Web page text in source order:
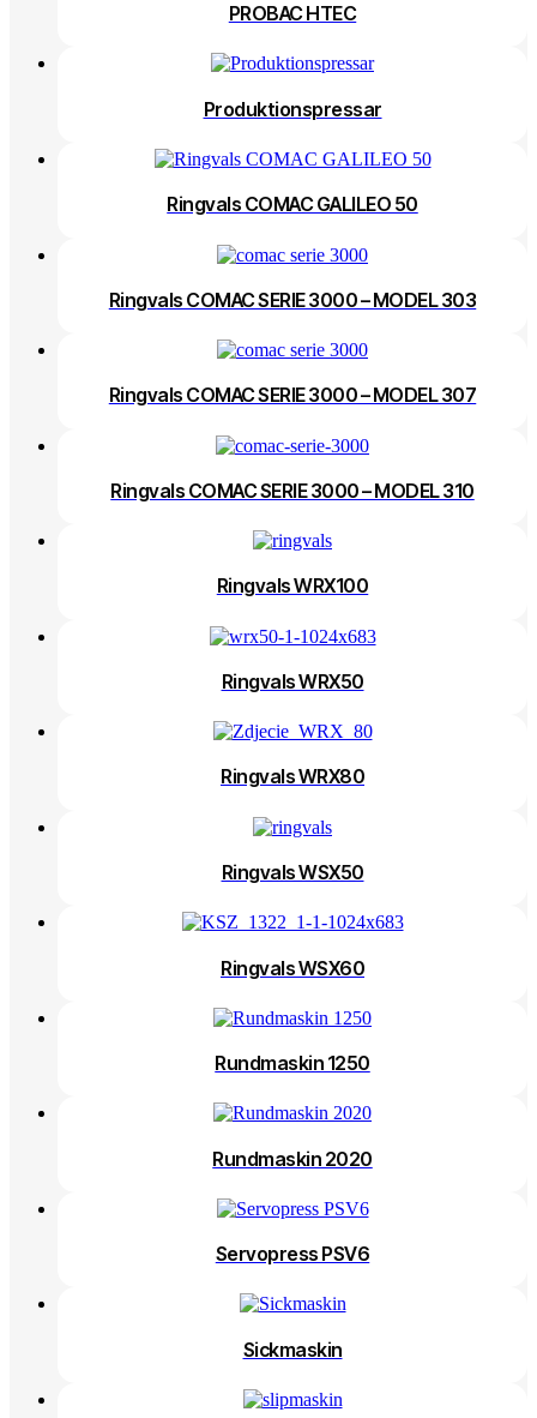
PROBAC HTEC
Produktionspressar
Ringvals COMAC GALILEO 50
Ringvals COMAC SERIE 3000 – MODEL 303
Ringvals COMAC SERIE 3000 – MODEL 307
Ringvals COMAC SERIE 3000 – MODEL 310
Ringvals WRX100
Ringvals WRX50
Ringvals WRX80
Ringvals WSX50
Ringvals WSX60
Rundmaskin 1250
Rundmaskin 2020
Servopress PSV6
Sickmaskin